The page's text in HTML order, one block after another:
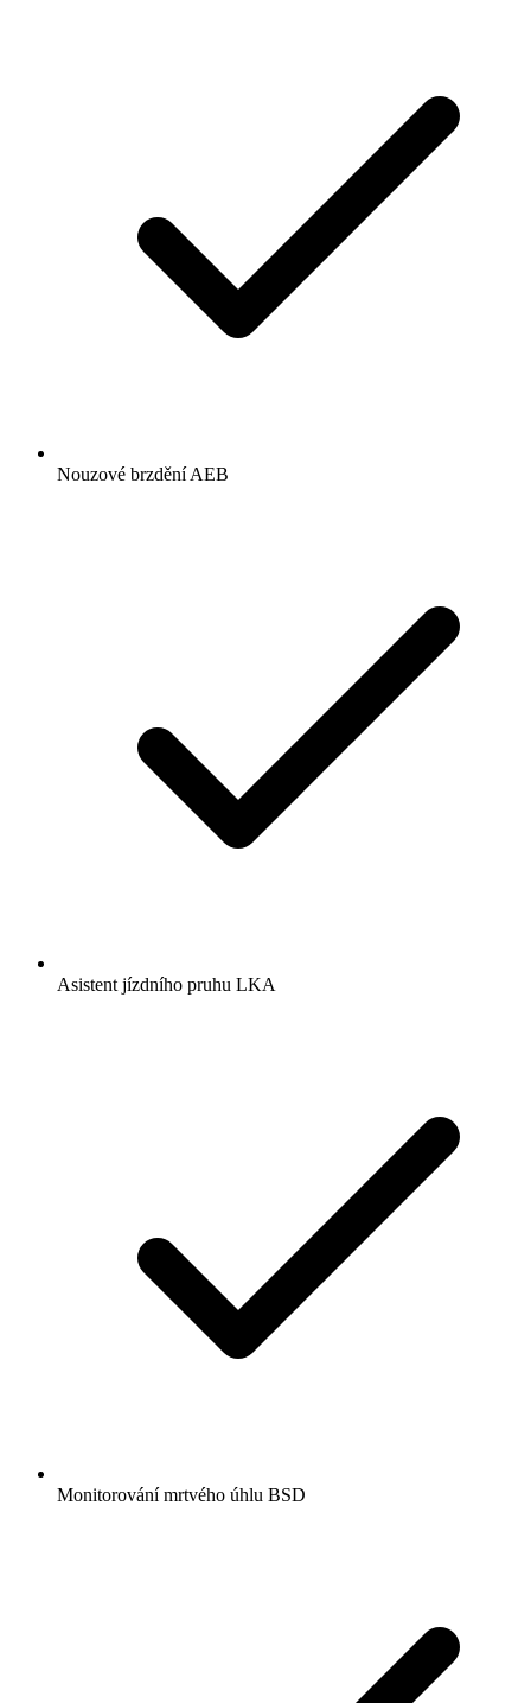
Nouzové brzdění AEB
Asistent jízdního pruhu LKA
Monitorování mrtvého úhlu BSD